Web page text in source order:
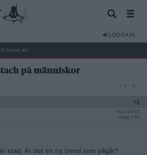
LOGGA IN
street art
på människor
#1
Reg: Okt 2024
Inlägg: 2 491
stad. Är det en ny trend som pågår?